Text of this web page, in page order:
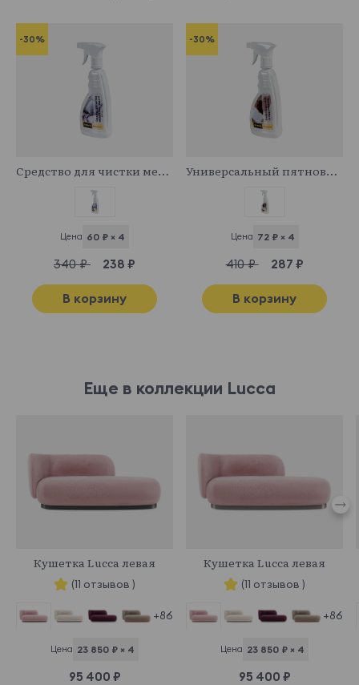
-30%
Средство для чистки мебельных тканей
Цена 60 ₽ × 4
340 ₽ 238 ₽
В корзину
-30%
Универсальный пятновыводитель
Цена 72 ₽ × 4
410 ₽ 287 ₽
В корзину
Еще в коллекции Lucca
Кушетка Lucca левая
(11 отзывов )
+86
Цена 23 850 ₽ × 4
95 400 ₽
Кушетка Lucca левая
(11 отзывов )
+86
Цена 23 850 ₽ × 4
95 400 ₽